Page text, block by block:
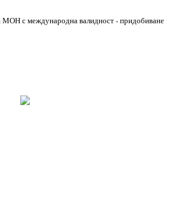
МОН с международна валидност - придобиване